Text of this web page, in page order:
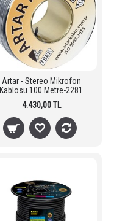
Artar - Stereo Mikrofon
Kablosu 100 Metre-2281
4.430,00 TL